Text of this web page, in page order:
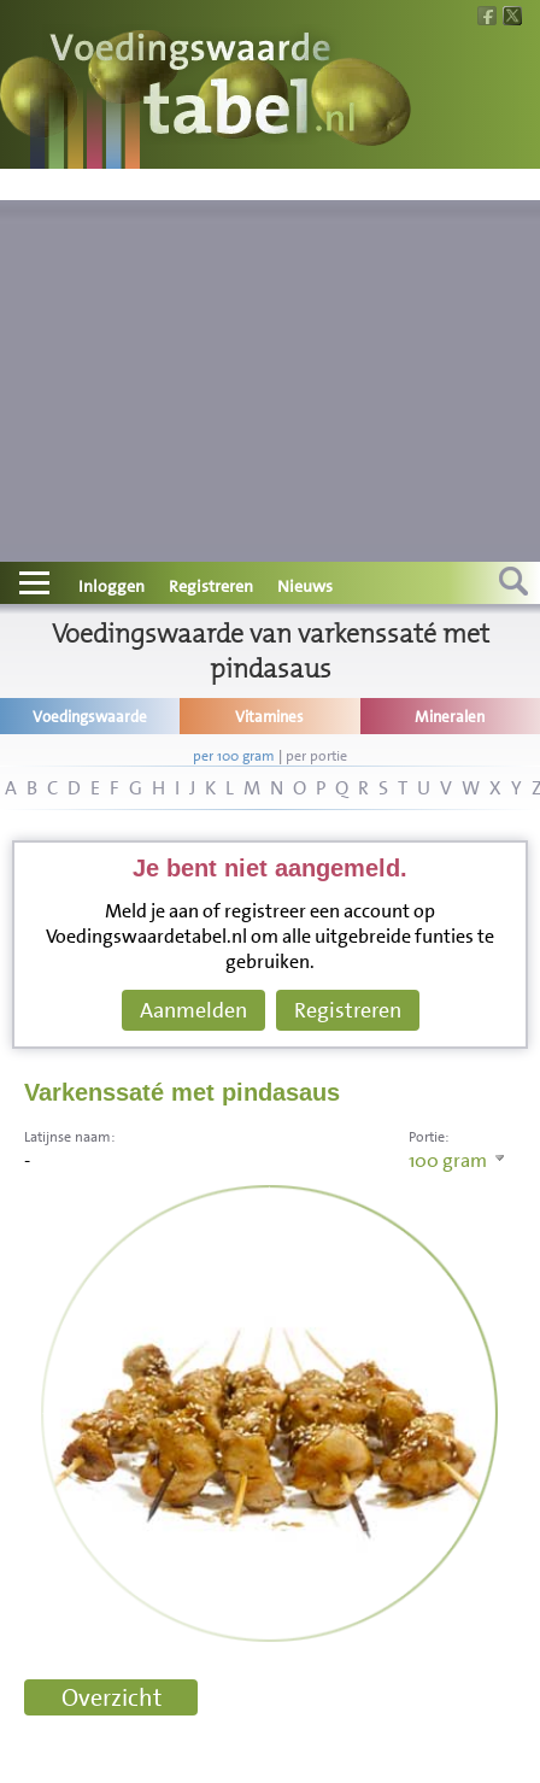
Voedingswaarde
Wat is wat?
Contact
Informatie
Inloggen Registreren Nieuws
Voedingswaarde van varkenssaté met
pindasaus
Voedingswaarde Vitamines Mineralen
per 100 gram | per portie
A B C D E F G H I J K L M N O P Q R S T U V W X Y
Je bent niet aangemeld.
Meld je aan of registreer een account op
Voedingswaardetabel.nl om alle uitgebreide funties te
gebruiken.
Aanmelden Registreren
Varkenssaté met pindasaus
Portie:
100 gram
Latijnse naam:
-